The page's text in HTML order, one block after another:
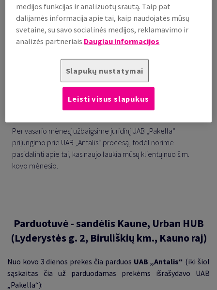
Antalis Urban Hub Kaunas
Per vasario mėnesį užbaigsime juridinį UAB „Pakella“
prijungimo prie UAB „Antalis“ procesą, todėl norime
pasidalinti apie tai, kas naujo laukia mūsų klientų nuo š.m.
kovo mėnesio.
Parduotuvė - sandėlis Kaune, Urban HUB
(Lyderystės g. 2, Biruliškių km., Kauno raj)
Nuo kovo 3 dienos prekes čia parduos UAB „Antalis“ (iki šiol
sąskaitas čia už parduodamas prekėms išrašydavo UAB
„Pakella“):
medijos funkcijas ir analizuotų srautą. Taip pat
dalijamės informacija apie tai, kaip naudojatės mūsų
svetaine, su savo socialinės medijos, reklamavimo ir
analizės partneriais.Daugiau informacijos
Slapukų nustatymai
Leisti visus slapukus